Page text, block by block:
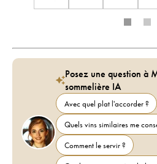
Posez une question à
sommelière IA
Avec quel plat l'accorder ?
Quels vins similaires me
Comment le servir ?